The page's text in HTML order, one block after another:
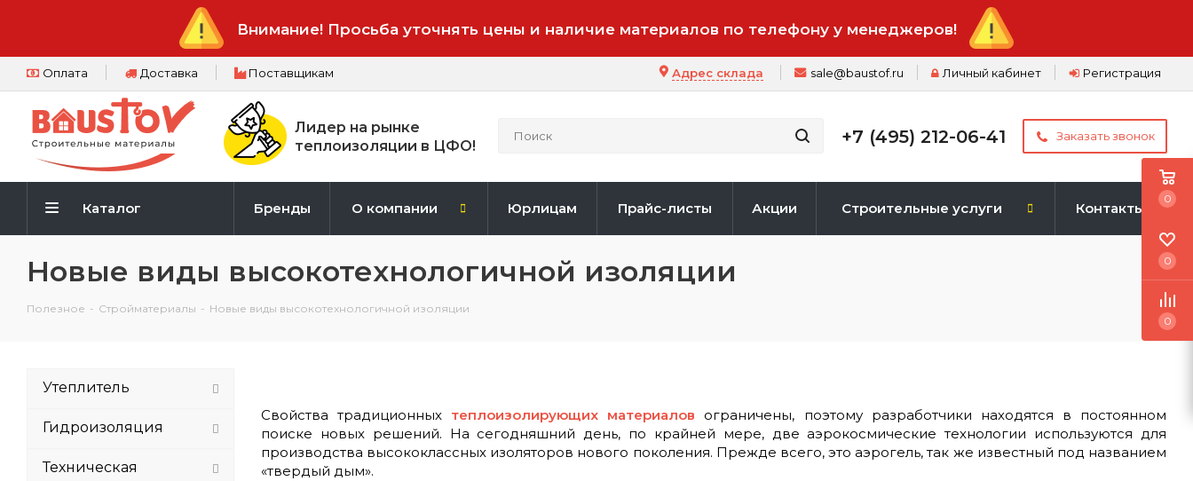
Внимание! Просьба уточнять цены и наличие материалов по телефону у менеджеров!
Оплата Доставка Поставщикам Регистрация
Личный кабинет
sale@baustof.ru
Адрес склада
Лидер на рынке
теплоизоляции в ЦФО!
+7 (495) 212-06-41 Заказать звонок
Каталог Бренды О компании Юрлицам Прайс-листы Акции Строительные услуги Контакты
Новые виды высокотехнологичной изоляции
Полезное - Стройматериалы - Новые виды высокотехнологичной изоляции
Свойства традиционных теплоизолирующих материалов ограничены, поэтому разработчики находятся в постоянном
поиске новых решений. На сегодняшний день, по крайней мере, две аэрокосмические технологии используются для
производства высококлассных изоляторов нового поколения. Прежде всего, это аэрогель, так же известный под названием
«твердый дым».
Утеплитель
Гидроизоляция
Техническая
0
0
0